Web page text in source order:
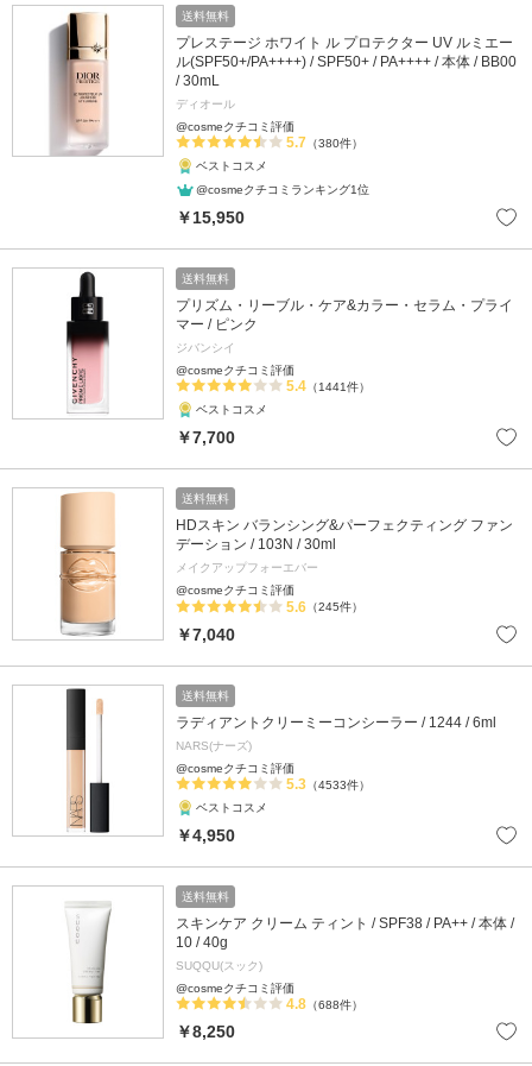
送料無料
プレステージ ホワイト ル プロテクター UV ルミエー
ル(SPF50+/PA++++) / SPF50+ / PA++++ / 本体 / BB00
/ 30mL
ディオール
@cosmeクチコミ評価
5.7 （380件）
ベストコスメ
@cosmeクチコミランキング1位
￥15,950
送料無料
プリズム・リーブル・ケア&カラー・セラム・プライ
マー / ピンク
ジバンシイ
@cosmeクチコミ評価
5.4 （1441件）
ベストコスメ
￥7,700
送料無料
HDスキン バランシング&パーフェクティング ファン
デーション / 103N / 30ml
メイクアップフォーエバー
@cosmeクチコミ評価
5.6 （245件）
￥7,040
送料無料
ラディアントクリーミーコンシーラー / 1244 / 6ml
NARS(ナーズ)
@cosmeクチコミ評価
5.3 （4533件）
ベストコスメ
￥4,950
送料無料
スキンケア クリーム ティント / SPF38 / PA++ / 本体 /
10 / 40g
SUQQU(スック)
@cosmeクチコミ評価
4.8 （688件）
￥8,250